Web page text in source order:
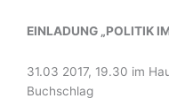
EINLADUNG „POLITIK
31.03 2017, 19.30 im
Buchschlag